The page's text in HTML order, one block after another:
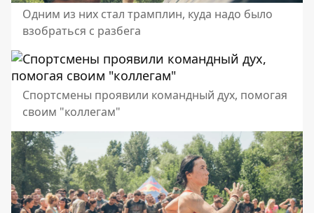
Одним из них стал трамплин, куда надо было
взобраться с разбега
Спортсмены проявили командный дух, помогая
своим "коллегам"